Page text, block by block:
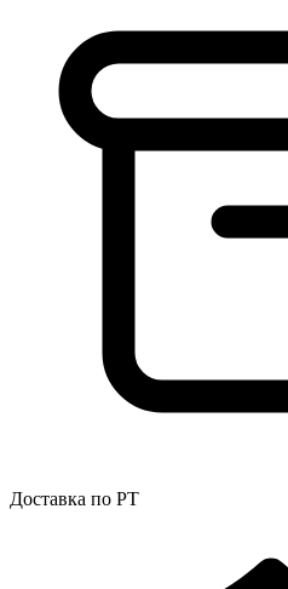
Доставка по РТ